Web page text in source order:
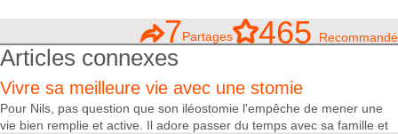
7Partages 465 Recommandé
Articles connexes
Vivre sa meilleure vie avec une stomie
Pour Nils, pas question que son iléostomie l'empêche de mener une
vie bien remplie et active. Il adore passer du temps avec sa famille et